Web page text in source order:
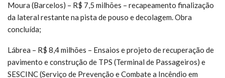
Moura (Barcelos) – R$ 7,5 milhões – recapeamento finalização
da lateral restante na pista de pouso e decolagem. Obra
concluída;
Lábrea – R$ 8,4 milhões – Ensaios e projeto de recuperação de
pavimento e construção de TPS (Terminal de Passageiros) e
SESCINC (Serviço de Prevenção e Combate a Incêndio em